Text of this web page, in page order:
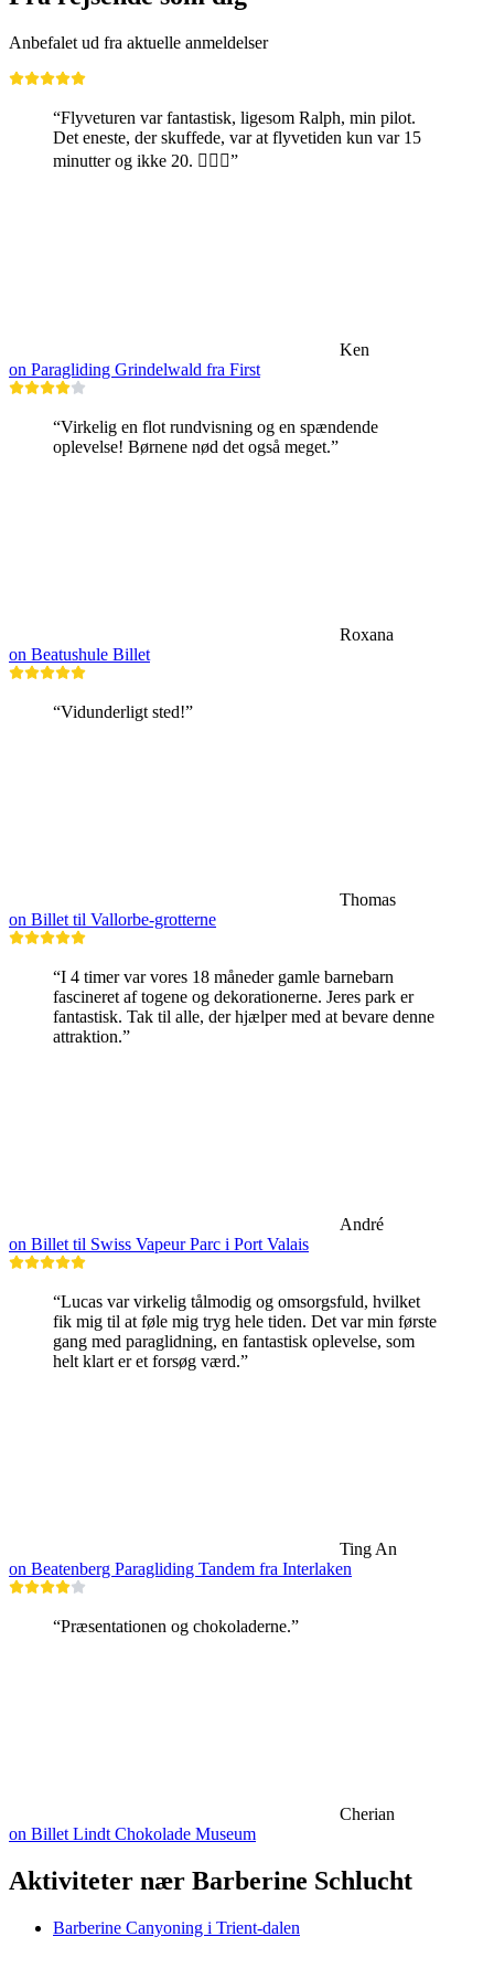
Anbefalet ud fra aktuelle anmeldelser
“Flyveturen var fantastisk, ligesom Ralph, min pilot.
Det eneste, der skuffede, var at flyvetiden kun var 15
minutter og ikke 20. 🤷🏼‍♂️”
Ken
on Paragliding Grindelwald fra First
“Virkelig en flot rundvisning og en spændende
oplevelse! Børnene nød det også meget.”
Roxana
on Beatushule Billet
“Vidunderligt sted!”
Thomas
on Billet til Vallorbe-grotterne
“I 4 timer var vores 18 måneder gamle barnebarn
fascineret af togene og dekorationerne. Jeres park er
fantastisk. Tak til alle, der hjælper med at bevare denne
attraktion.”
André
on Billet til Swiss Vapeur Parc i Port Valais
“Lucas var virkelig tålmodig og omsorgsfuld, hvilket
fik mig til at føle mig tryg hele tiden. Det var min første
gang med paraglidning, en fantastisk oplevelse, som
helt klart er et forsøg værd.”
Ting An
on Beatenberg Paragliding Tandem fra Interlaken
“Præsentationen og chokoladerne.”
Cherian
on Billet Lindt Chokolade Museum
Aktiviteter nær Barberine Schlucht
Barberine Canyoning i Trient-dalen